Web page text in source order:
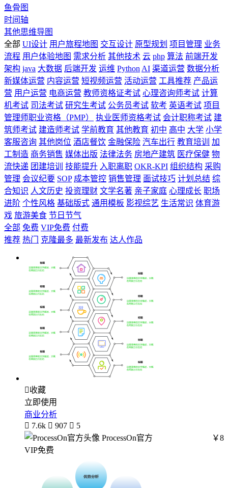
鱼骨图
时间轴
其他思维导图
全部 UI设计 用户旅程地图 交互设计 原型规划 项目管理 业务
流程 用户体验地图 需求分析 其他技术 云 php 算法 前端开发
架构 java 大数据 后端开发 运维 Python AI 渠道运营 数据分析
新媒体运营 内容运营 短视频运营 活动运营 工具推荐 产品运
营 用户运营 电商运营 教师资格证考试 心理咨询师考试 计算
机考试 司法考试 研究生考试 公务员考试 软考 英语考试 项目
管理师职业资格（PMP）
执业医师资格考试 会计职称考试 建
筑师考试 建造师考试 学前教育 其他教育 初中 高中 大学 小学
客服咨询 其他岗位 酒店餐饮 金融保险 汽车出行 教育培训
加
工制造 商务销售 媒体出版 法律法务 房地产建筑 医疗保健 物
流快递 团建培训 技能提升 入职离职 OKR-KPI 组织结构 采购
管理 会议纪要 SOP 成本管控 销售管理 面试技巧 计划总结 综
合知识 人文历史 投资理财 文学名著 亲子家庭 心理成长 职场
进阶 个性风格 基础版式 通用模板 影视综艺 生活常识 体育游
戏 旅游美食 节日节气
全部 免费 VIP免费 付费
推荐 热门 克隆最多 最新发布 达人作品
收藏
立即使用
商业分析
 7.6k  907  5
ProcessOn官方
￥8
VIP免费